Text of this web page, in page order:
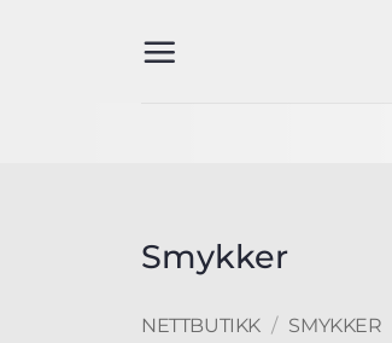
Smykker
NETTBUTIKK / SMYKKER